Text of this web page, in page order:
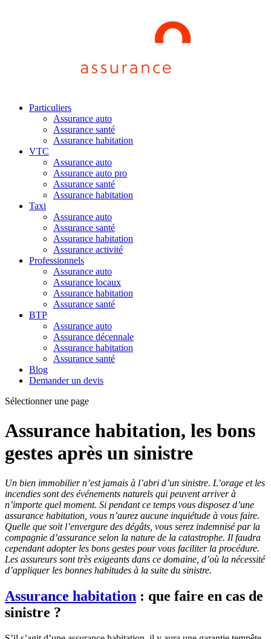
Particuliers
Assurance auto
Assurance santé
Assurance habitation
VTC
Assurance auto
Assurance auto pro
Assurance santé
Assurance habitation
Taxi
Assurance auto
Assurance santé
Assurance habitation
Assurance activité
Professionnels
Assurance auto
Assurance locaux
Assurance habitation
Assurance santé
BTP
Assurance auto
Assurance décennale
Assurance habitation
Assurance santé
Blog
Demander un devis
Sélectionner une page
Assurance habitation, les bons
gestes après un sinistre
Un bien immobilier n’est jamais à l’abri d’un sinistre. L’orage et les
incendies sont des événements naturels qui peuvent arriver à
n’importe quel moment. Si pendant ce temps vous disposez d’une
assurance habitation, vous n’aurez aucune inquiétude à vous faire.
Quelle que soit l’envergure des dégâts, vous serez indemnisé par la
compagnie d’assurance selon la nature de la catastrophe. Il faudra
cependant adopter les bons gestes pour vous faciliter la procédure.
Les assureurs sont très exigeants dans ce domaine, d’où la nécessité
d’appliquer les bonnes habitudes à la suite du sinistre.
Assurance habitation : que faire en cas de
sinistre ?